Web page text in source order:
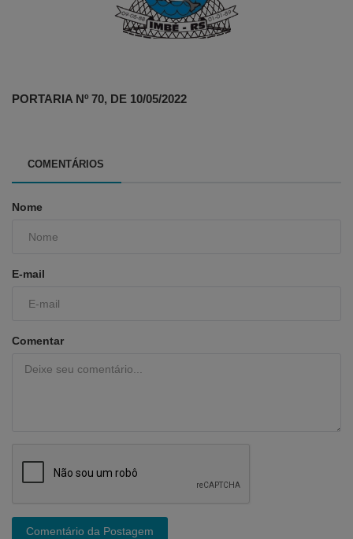
PORTARIA Nº 70, DE 10/05/2022
COMENTÁRIOS
Nome
E-mail
Comentar
Comentário da Postagem